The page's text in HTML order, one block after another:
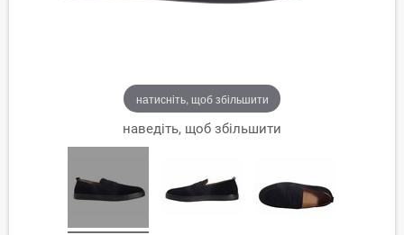
натисніть, щоб збільшити
наведіть, щоб збільшити